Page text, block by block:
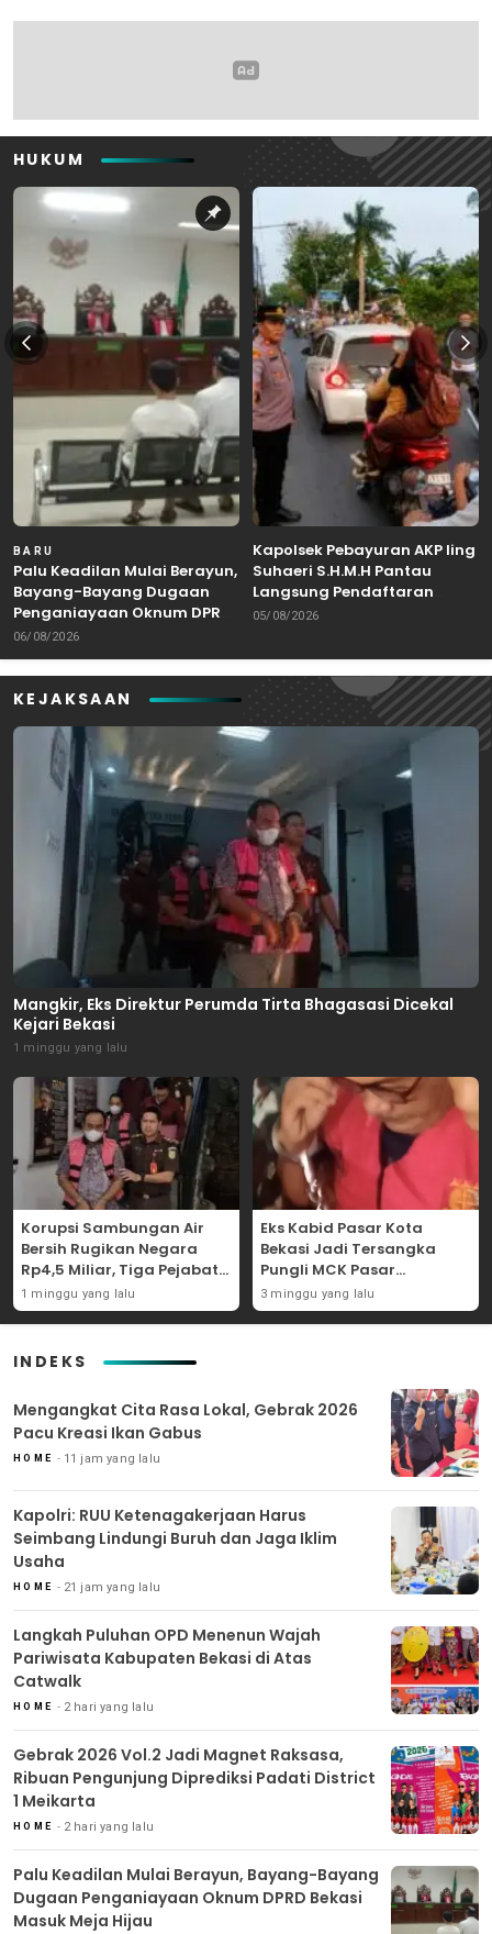
HUKUM
BARU
Palu Keadilan Mulai Berayun,
Bayang-Bayang Dugaan
Penganiayaan Oknum DPRD
Bekasi Masuk Meja Hijau
06/08/2026
Kapolsek Pebayuran AKP Iing
Suhaeri S.H.M.H Pantau
Langsung Pendaftaran
Bakal Calon Kepala Desa di
05/08/2026
KEJAKSAAN
Mangkir, Eks Direktur Perumda Tirta Bhagasasi Dicekal
Kejari Bekasi
1 minggu yang lalu
Korupsi Sambungan Air
Bersih Rugikan Negara
Rp4,5 Miliar, Tiga Pejabat
Perumda Dijerat
1 minggu yang lalu
Eks Kabid Pasar Kota
Bekasi Jadi Tersangka
Pungli MCK Pasar
Bantargebang
3 minggu yang lalu
INDEKS
Mengangkat Cita Rasa Lokal, Gebrak 2026
Pacu Kreasi Ikan Gabus
HOME 11 jam yang lalu
Kapolri: RUU Ketenagakerjaan Harus
Seimbang Lindungi Buruh dan Jaga Iklim
Usaha
HOME 21 jam yang lalu
Langkah Puluhan OPD Menenun Wajah
Pariwisata Kabupaten Bekasi di Atas
Catwalk
HOME 2 hari yang lalu
Gebrak 2026 Vol.2 Jadi Magnet Raksasa,
Ribuan Pengunjung Diprediksi Padati District
1 Meikarta
HOME 2 hari yang lalu
Palu Keadilan Mulai Berayun, Bayang-Bayang
Dugaan Penganiayaan Oknum DPRD Bekasi
Masuk Meja Hijau